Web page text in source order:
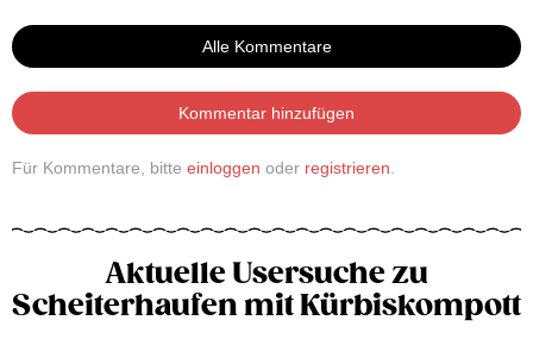
Alle Kommentare
Kommentar hinzufügen
Für Kommentare, bitte einloggen oder registrieren
Aktuelle Usersuche zu
Scheiterhaufen mit Kürbiskompott